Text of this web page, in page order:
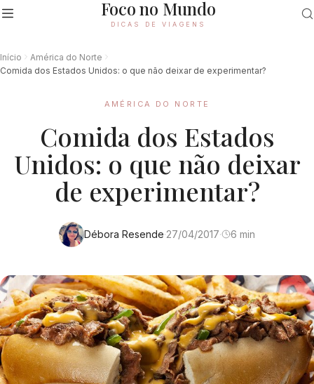
Foco no Mundo
DICAS DE VIAGENS
Início
América do Norte
Comida dos Estados Unidos: o que não deixar de experimentar?
AMÉRICA DO NORTE
Comida dos Estados
Unidos: o que não deixar
de experimentar?
Débora Resende·27/04/2017· 6 min